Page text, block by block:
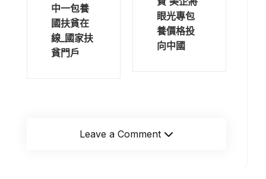
中一包養
國扶貧在
線_國家扶
貧門戶
眼光專包
養價格投
向中國
Leave a Comment